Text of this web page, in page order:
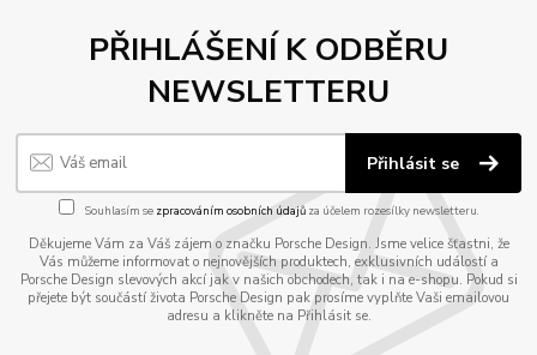
PŘIHLÁŠENÍ K ODBĚRU
NEWSLETTERU
Přihlásit se
Souhlasím se zpracováním osobních údajůza účelem rozesílky newsletteru.
Děkujeme Vám za Váš zájem o značku Porsche Design. Jsme velice šťastni, že
Vás můžeme informovat o nejnovějších produktech, exklusivních událostí a
Porsche Design slevových akcí jak v našich obchodech, tak i na e-shopu. Pokud si
přejete být součástí života Porsche Design pak prosíme vyplňte Vaši emailovou
adresu a klikněte na Přihlásit se.